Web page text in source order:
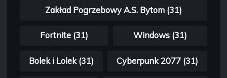
Zakład Pogrzebowy A.S. Bytom (31)
Fortnite (31) Windows (31)
Bolek i Lolek (31) Cyberpunk 2077 (31)